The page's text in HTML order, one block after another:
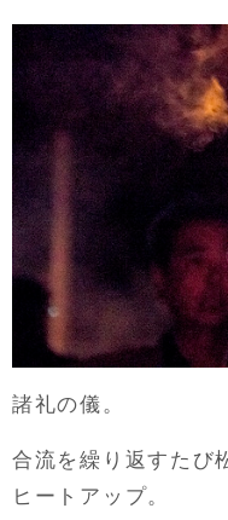
諸礼の儀。
合流を繰り返すたび
ヒートアップ。